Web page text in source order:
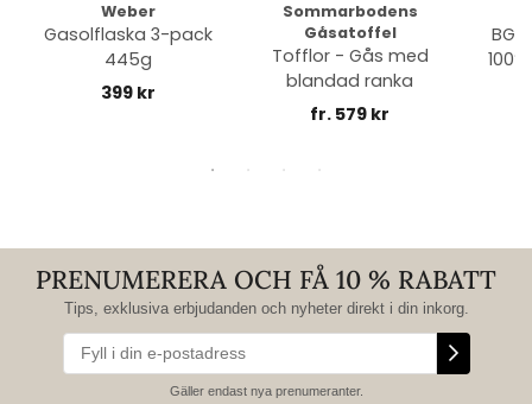
Weber
Gasolflaska 3-pack
445g
399 kr
Sommarbodens
Gåsatoffel
Tofflor - Gås med
blandad ranka
fr. 579 kr
PRENUMERERA OCH FÅ 10 % RABATT
Tips, exklusiva erbjudanden och nyheter direkt i din inkorg.
Gäller endast nya prenumeranter.